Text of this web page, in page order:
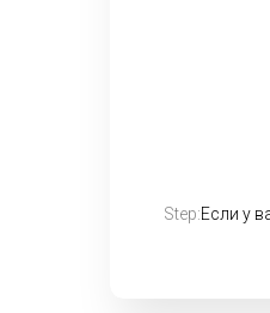
Step:Если у